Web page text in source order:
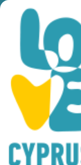
You are here: Home
Gastronomy
»
TIFLIS